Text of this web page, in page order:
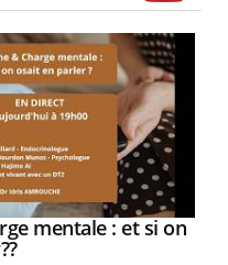
mentale : et si on
Youtube